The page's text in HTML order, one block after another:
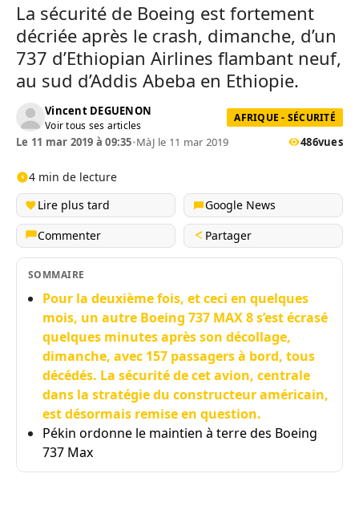
La sécurité de Boeing est fortement
décriée après le crash, dimanche, d’un
737 d’Ethiopian Airlines flambant neuf,
au sud d’Addis Abeba en Ethiopie.
Vincent DEGUENON
Voir tous ses articles
AFRIQUE - SÉCURITÉ
Le 11 mar 2019 à 09:35•MàJ le 11 mar 2019 486vues
4 min de lecture
Lire plus tard
Google News
Commenter
Partager
SOMMAIRE
Pour la deuxième fois, et ceci en quelques
mois, un autre Boeing 737 MAX 8 s’est écrasé
quelques minutes après son décollage,
dimanche, avec 157 passagers à bord, tous
décédés. La sécurité de cet avion, centrale
dans la stratégie du constructeur américain,
est désormais remise en question.
Pékin ordonne le maintien à terre des Boeing
737 Max